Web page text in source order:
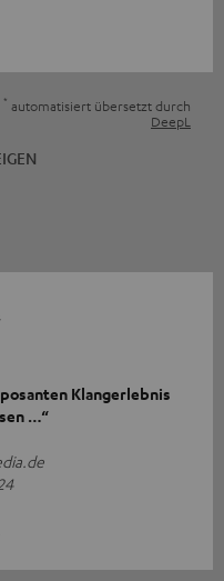
* automatisiert übersetzt durch
DeepL
Klangerlebnis
…“